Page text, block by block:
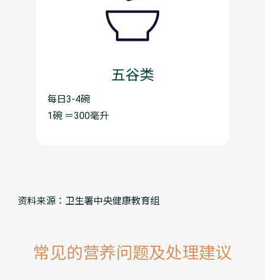
五谷类
每日3-4碗
1碗 ＝300毫升
资料来源：卫生署中央健康教育组
常见的营养问题及处理建议